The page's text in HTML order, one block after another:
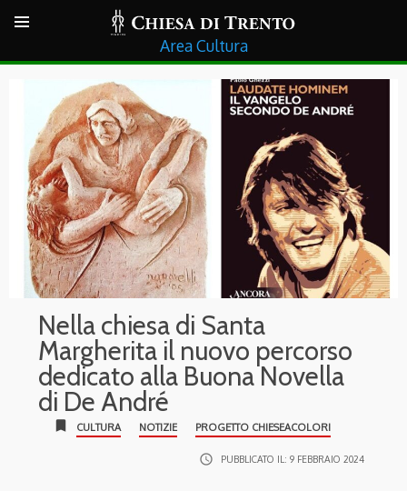
Cultura
Nella chiesa di Santa
Margherita il nuovo percorso
dedicato alla Buona Novella
di De André
bookmark CULTURA NOTIZIE PROGETTO CHIESEACOLORI
access_time PUBBLICATO IL: 9 FEBBRAIO 2024